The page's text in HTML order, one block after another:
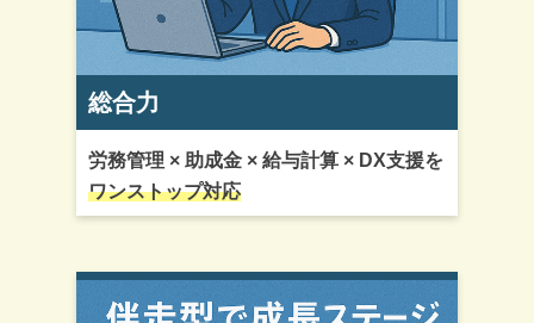
総合力
労務管理 × 助成金 × 給与計算 × DX支援を
ワンストップ対応